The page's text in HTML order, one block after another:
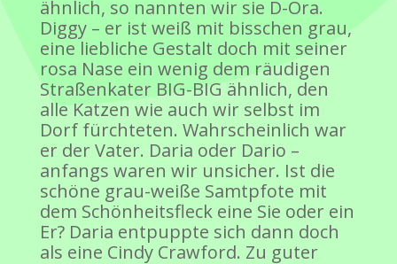
ähnlich, so nannten wir sie D-Ora.
Diggy – er ist weiß mit bisschen grau,
eine liebliche Gestalt doch mit seiner
rosa Nase ein wenig dem räudigen
Straßenkater BIG-BIG ähnlich, den
alle Katzen wie auch wir selbst im
Dorf fürchteten. Wahrscheinlich war
er der Vater. Daria oder Dario –
anfangs waren wir unsicher. Ist die
schöne grau-weiße Samtpfote mit
dem Schönheitsfleck eine Sie oder ein
Er? Daria entpuppte sich dann doch
als eine Cindy Crawford. Zu guter